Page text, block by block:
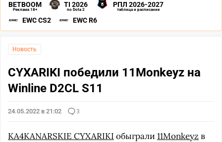
BETBOOM
Реклама 18+
TI 2026
по Dota 2
РПЛ 2026-2027
таблица и расписание
EWC CS2 EWC R6
Новость
CYXARIKI победили 11Monkeyz на
Winline D2CL S11
24.05.2022 в 21:02 3
KA4KANARSKIE CYXARIKI обыграли 11Monkeyz в